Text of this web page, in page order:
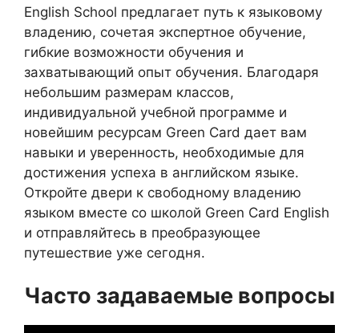
English School предлагает путь к языковому
владению, сочетая экспертное обучение,
гибкие возможности обучения и
захватывающий опыт обучения. Благодаря
небольшим размерам классов,
индивидуальной учебной программе и
новейшим ресурсам Green Card дает вам
навыки и уверенность, необходимые для
достижения успеха в английском языке.
Откройте двери к свободному владению
языком вместе со школой Green Card English
и отправляйтесь в преобразующее
путешествие уже сегодня.
Часто задаваемые вопросы